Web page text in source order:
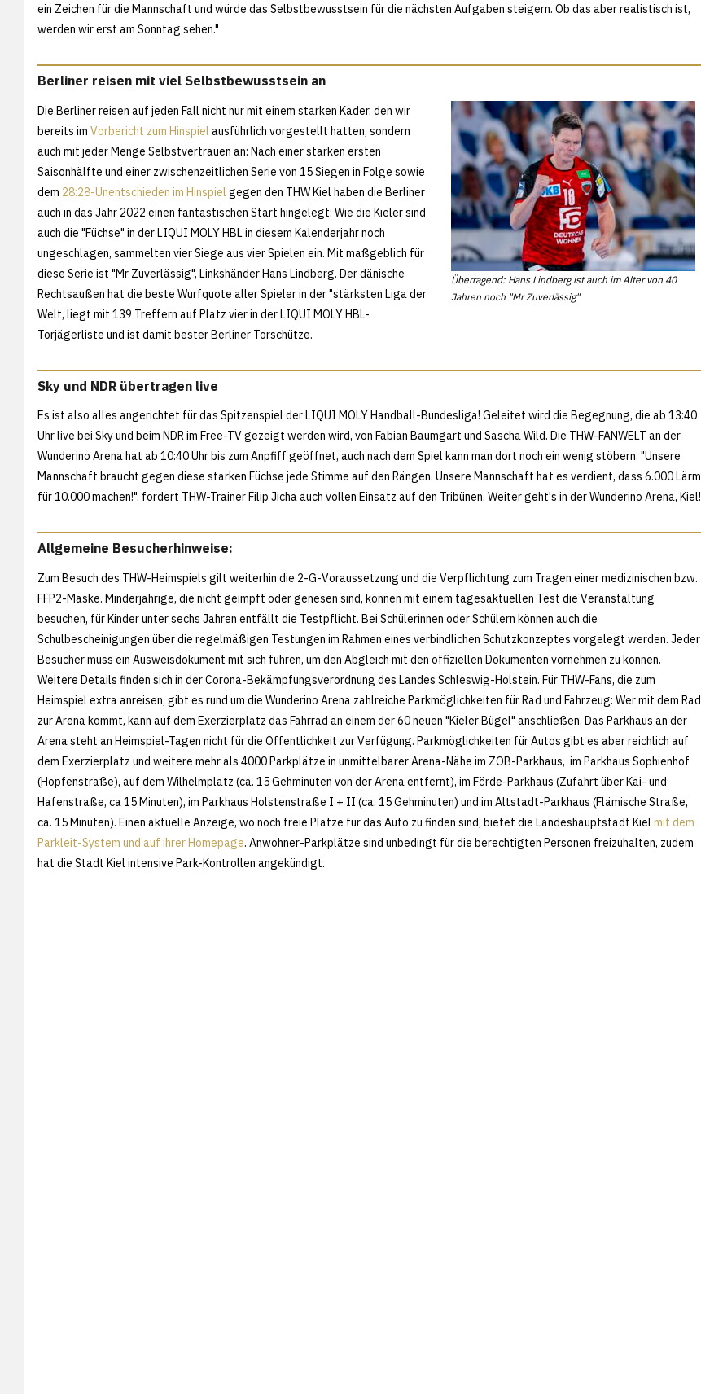
ein Zeichen für die Mannschaft und würde das Selbstbewusstsein für die nächsten Aufgaben steigern. Ob das aber realistisch ist,
werden wir erst am Sonntag sehen."
Berliner reisen mit viel Selbstbewusstsein an
Überragend: Hans Lindberg ist auch im Alter von 40
Jahren noch "Mr Zuverlässig"
Die Berliner reisen auf jeden Fall nicht nur mit einem starken Kader, den wir
bereits im Vorbericht zum Hinspiel ausführlich vorgestellt hatten, sondern
auch mit jeder Menge Selbstvertrauen an: Nach einer starken ersten
Saisonhälfte und einer zwischenzeitlichen Serie von 15 Siegen in Folge sowie
dem 28:28-Unentschieden im Hinspiel gegen den THW Kiel haben die Berliner
auch in das Jahr 2022 einen fantastischen Start hingelegt: Wie die Kieler sind
auch die "Füchse" in der LIQUI MOLY HBL in diesem Kalenderjahr noch
ungeschlagen, sammelten vier Siege aus vier Spielen ein. Mit maßgeblich für
diese Serie ist "Mr Zuverlässig", Linkshänder Hans Lindberg. Der dänische
Rechtsaußen hat die beste Wurfquote aller Spieler in der "stärksten Liga der
Welt, liegt mit 139 Treffern auf Platz vier in der LIQUI MOLY HBL-
Torjägerliste und ist damit bester Berliner Torschütze.
Sky und NDR übertragen live
Es ist also alles angerichtet für das Spitzenspiel der LIQUI MOLY Handball-Bundesliga! Geleitet wird die Begegnung, die ab 13:40
Uhr live bei Sky und beim NDR im Free-TV gezeigt werden wird, von Fabian Baumgart und Sascha Wild. Die THW-FANWELT an der
Wunderino Arena hat ab 10:40 Uhr bis zum Anpfiff geöffnet, auch nach dem Spiel kann man dort noch ein wenig stöbern. "Unsere
Mannschaft braucht gegen diese starken Füchse jede Stimme auf den Rängen. Unsere Mannschaft hat es verdient, dass 6.000 Lärm
für 10.000 machen!", fordert THW-Trainer Filip Jicha auch vollen Einsatz auf den Tribünen. Weiter geht's in der Wunderino Arena, Kiel!
Allgemeine Besucherhinweise:
Zum Besuch des THW-Heimspiels gilt weiterhin die 2-G-Voraussetzung und die Verpflichtung zum Tragen einer medizinischen bzw.
FFP2-Maske. Minderjährige, die nicht geimpft oder genesen sind, können mit einem tagesaktuellen Test die Veranstaltung
besuchen, für Kinder unter sechs Jahren entfällt die Testpflicht. Bei Schülerinnen oder Schülern können auch die
Schulbescheinigungen über die regelmäßigen Testungen im Rahmen eines verbindlichen Schutzkonzeptes vorgelegt werden. Jeder
Besucher muss ein Ausweisdokument mit sich führen, um den Abgleich mit den offiziellen Dokumenten vornehmen zu können.
Weitere Details finden sich in der Corona-Bekämpfungsverordnung des Landes Schleswig-Holstein. Für THW-Fans, die zum
Heimspiel extra anreisen, gibt es rund um die Wunderino Arena zahlreiche Parkmöglichkeiten für Rad und Fahrzeug: Wer mit dem Rad
zur Arena kommt, kann auf dem Exerzierplatz das Fahrrad an einem der 60 neuen "Kieler Bügel" anschließen. Das Parkhaus an der
Arena steht an Heimspiel-Tagen nicht für die Öffentlichkeit zur Verfügung. Parkmöglichkeiten für Autos gibt es aber reichlich auf
dem Exerzierplatz und weitere mehr als 4000 Parkplätze in unmittelbarer Arena-Nähe im ZOB-Parkhaus, im Parkhaus Sophienhof
(Hopfenstraße), auf dem Wilhelmplatz (ca. 15 Gehminuten von der Arena entfernt), im Förde-Parkhaus (Zufahrt über Kai- und
Hafenstraße, ca 15 Minuten), im Parkhaus Holstenstraße I + II (ca. 15 Gehminuten) und im Altstadt-Parkhaus (Flämische Straße,
ca. 15 Minuten). Einen aktuelle Anzeige, wo noch freie Plätze für das Auto zu finden sind, bietet die Landeshauptstadt Kiel mit dem
Parkleit-System und auf ihrer Homepage. Anwohner-Parkplätze sind unbedingt für die berechtigten Personen freizuhalten, zudem
hat die Stadt Kiel intensive Park-Kontrollen angekündigt.